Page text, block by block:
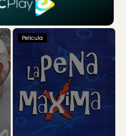
Película